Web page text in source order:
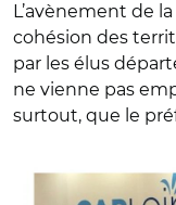
L’avènement de
cohésion des
par les élus
ne vienne pas
surtout, que le
© @leloiret /